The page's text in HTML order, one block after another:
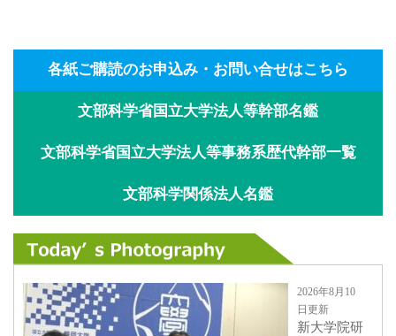
各紙ご購読のお申込み・お問い合せはこちら
文部科学省国立大学法人等幹部名鑑
文部科学省国立大学法人等事務系歴代幹部一覧
文部科学関係法人名鑑
2026年8月10
日更新
新大学院研